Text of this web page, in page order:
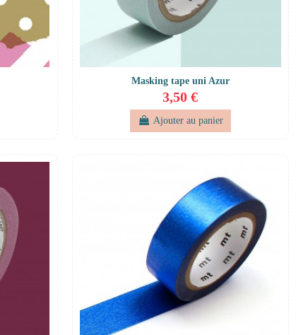
Masking tape uni Azur
3,50 €
Ajouter au panier